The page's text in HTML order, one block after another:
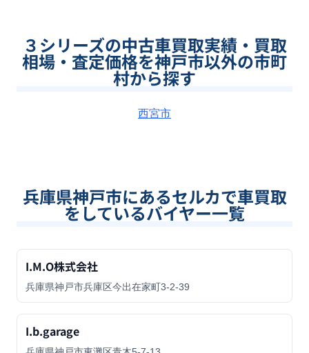
３シリーズの中古車買取実績・買取
相場・査定価格を神戸市以外の市町
村から探す
西宮市
兵庫県神戸市にあるセルカで車買取
をしているバイヤー一覧
I.M.O株式会社
兵庫県神戸市兵庫区今出在家町3-2-39
I.b.garage